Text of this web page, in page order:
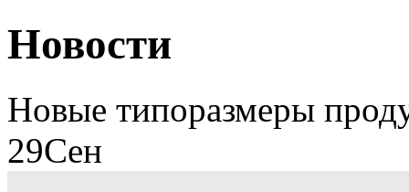
Новости
Новые типоразмеры
29Сен